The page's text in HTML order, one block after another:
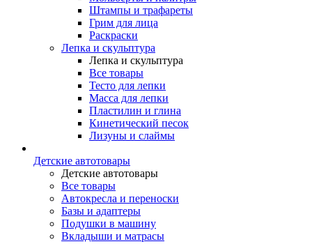
Штампы и трафареты
Грим для лица
Раскраски
Лепка и скульптура
Лепка и скульптура
Все товары
Тесто для лепки
Масса для лепки
Пластилин и глина
Кинетический песок
Лизуны и слаймы
Детские автотовары
Детские автотовары
Все товары
Автокресла и переноски
Базы и адаптеры
Подушки в машину
Вкладыши и матрасы